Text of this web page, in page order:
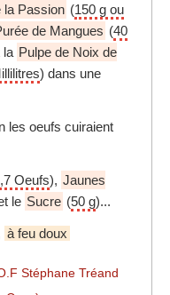
la Passion (150 g ou
de Mangues (40
la Pulpe de Noix de
) dans une
les oeufs cuiraient
Oeufs), Jaunes
le Sucre (50 g)...
à feu doux